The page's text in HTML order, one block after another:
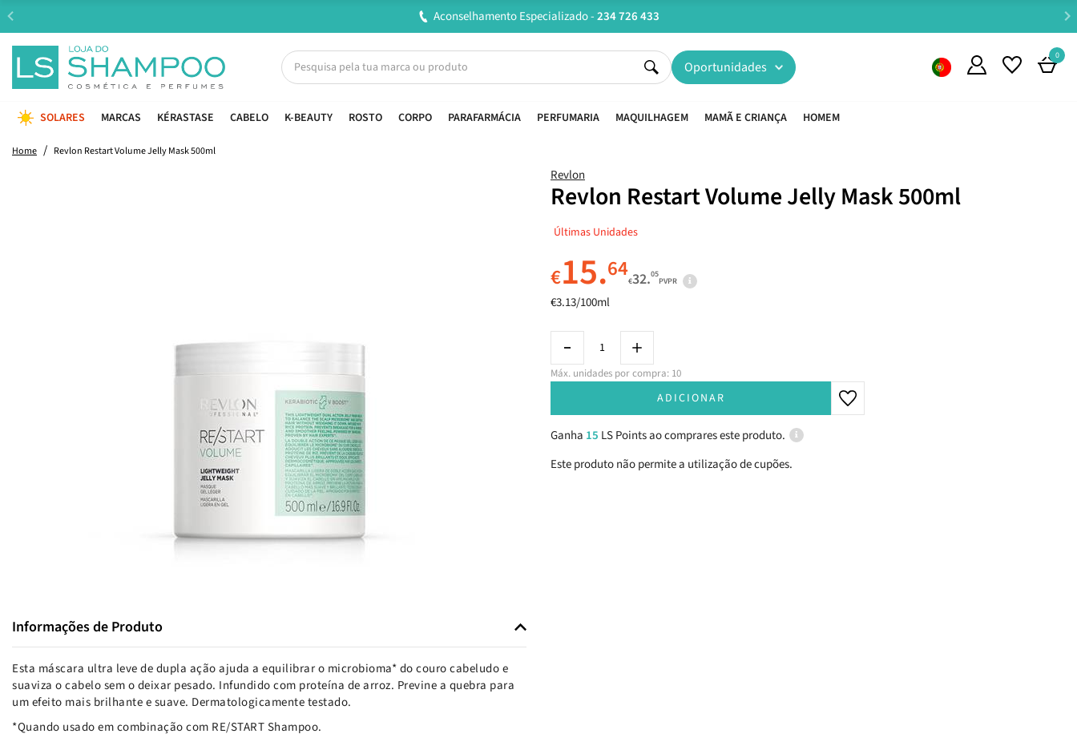
Entregas em 24H úteis.Oferta de portes a partir de €45*
Oportunidades
0
SOLARES MARCAS KÉRASTASE CABELO K-BEAUTY ROSTO CORPO PARAFARMÁCIA PERFUMARIA MAQUILHAGEM MAMÃ E CRIANÇA HOMEM
Home Revlon Restart Volume Jelly Mask 500ml
Informações de Produto
Esta máscara ultra leve de dupla ação ajuda a equilibrar o microbioma* do couro cabeludo e
suaviza o cabelo sem o deixar pesado. Infundido com proteína de arroz. Previne a quebra para
um efeito mais brilhante e suave. Dermatologicamente testado.
*Quando usado em combinação com RE/START Shampoo.
Revlon
Revlon Restart Volume Jelly Mask 500ml
Últimas Unidades
€15.64€32.05
PVPR
€3.13/100ml
Máx. unidades por compra: 10
ADICIONAR
Ganha 15 LS Points ao comprares este produto.
Este produto não permite a utilização de cupões.